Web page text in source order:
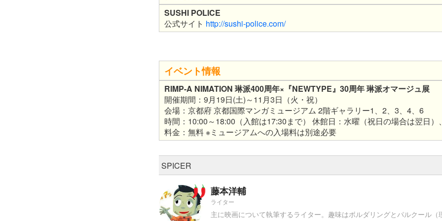
SUSHI POLICE​
公式サイト http://sushi-police.com/
イベント情報
RIMP-A NIMATION 琳派400周年×『NEWTYPE』30周年 琳派オマージュ展​
開催期間：9月19日(土)～11月3日（火・祝）
会場：京都府 京都国際マンガミュージアム 2階ギャラリー1、2、3、4、6
時間：10:00～18:00（入館は17:30まで） 休館日：水曜（祝日の場合は翌日）
料金：無料 ※ミュージアムへの入場料は別途必要
SPICER
藤本洋輔
ライター
主に映画について執筆するライター。趣味はボルダリングとパルクール（